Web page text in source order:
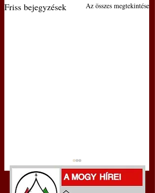
Friss bejegyzések Az összes megtekintése